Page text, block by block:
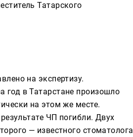
Татарского
на экспертизу.
год в Татарстане произошло
на этом же месте.
ЧП погибли. Двух
— известного стоматолога